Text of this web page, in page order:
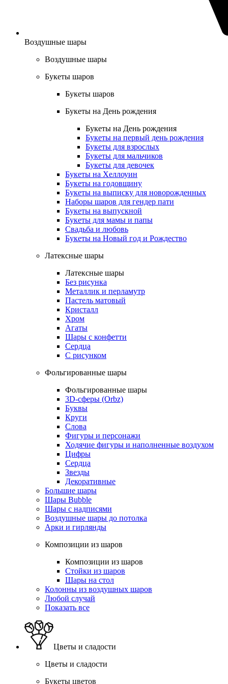
Воздушные шары
Воздушные шары
Букеты шаров
Букеты шаров
Букеты на День рождения
Букеты на День рождения
Букеты на первый день рождения
Букеты для взрослых
Букеты для мальчиков
Букеты для девочек
Букеты на Хеллоуин
Букеты на годовщину
Букеты на выписку для новорожденных
Наборы шаров для гендер пати
Букеты на выпускной
Букеты для мамы и папы
Свадьба и любовь
Букеты на Новый год и Рождество
Латексные шары
Латексные шары
Без рисунка
Металлик и перламутр
Пастель матовый
Кристалл
Хром
Агаты
Шары с конфетти
Сердца
С рисунком
Фольгированные шары
Фольгированные шары
3D-сферы (Orbz)
Буквы
Круги
Слова
Фигуры и персонажи
Ходячие фигуры и наполненные воздухом
Цифры
Сердца
Звезды
Декоративные
Большие шары
Шары Bubble
Шары с надписями
Воздушные шары до потолка
Арки и гирлянды
Композиции из шаров
Композиции из шаров
Стойки из шаров
Шары на стол
Колонны из воздушных шаров
Любой случай
Показать все
Цветы и сладости
Цветы и сладости
Букеты цветов